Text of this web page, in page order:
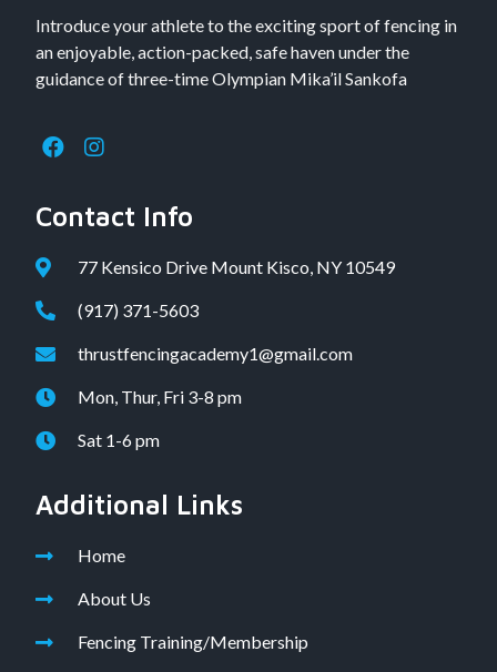
Introduce your athlete to the exciting sport of fencing in
an enjoyable, action-packed, safe haven under the
guidance of three-time Olympian Mika’il Sankofa
Contact Info
77 Kensico Drive Mount Kisco, NY 10549
(917) 371-5603
thrustfencingacademy1@gmail.com
Mon, Thur, Fri 3-8 pm
Sat 1-6 pm
Additional Links
Home
About Us
Fencing Training/Membership